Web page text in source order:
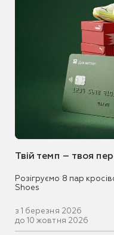
Твій темп – твоя
Розігруємо 8 пар
Shoes
з 1 березня 2026
до 10 жовтня 2026